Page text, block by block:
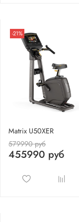
-21%
Matrix U50XER
579990 руб
455990 руб